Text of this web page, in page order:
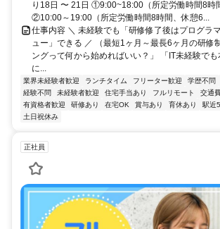
り18日 〜 21日 ①9:00~18:00（所定労働時間8時
②10:00～19:00（所定労働時間8時間、休憩6...
仕事内容 ＼ 未経験でも「研修修了後はプログラ
ュー」できる ／ （最短1ヶ月～最長6ヶ月の研修
ングって何から始めればいい？」 「IT未経験で
に...
業界未経験者歓迎 ランチタイム フリーター歓迎 学歴不問
経験不問
未経験者歓迎 住宅手当あり フルリモート 交通
有資格者歓迎
研修あり 在宅OK 賞与あり 育休あり 駅近
土日祝休み
正社員